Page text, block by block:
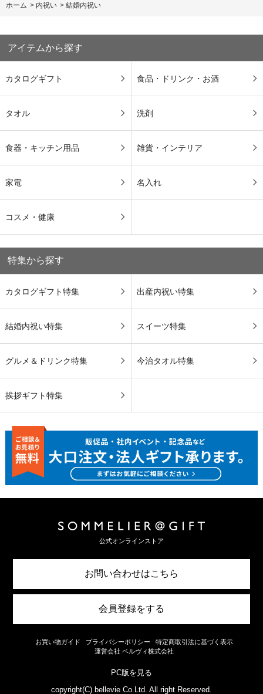
ホーム > 内祝い > 結婚内祝い
アイテムから探す
カタログギフト 食品・ドリンク・お酒
タオル 洗剤
食器・キッチン用品 雑貨・インテリア
家電 名入れ
コスメ・健康
特集から探す
カタログギフト特集 出産内祝い特集
結婚内祝い特集 スイーツ特集
グルメ＆ドリンク特集 今治タオル特集
挨拶ギフト特集
公式オンラインストア
お問い合わせはこちら
会員登録をする
お買い物ガイド プライバシーポリシー
特定商取引法に基づく表示
運営会社 ベルヴィ株式会社
PC版を見る
copyright(C) bellevie Co.Ltd. All right Reserved.